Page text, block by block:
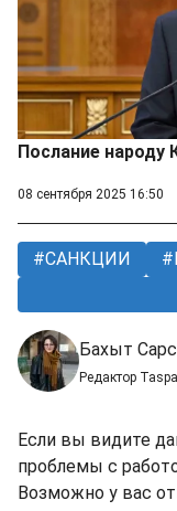
Послание народу
08 сентября 2025 16:50
САНКЦИИ
Бахыт
Редактор
Если вы видите
проблемы с
Возможно у вас